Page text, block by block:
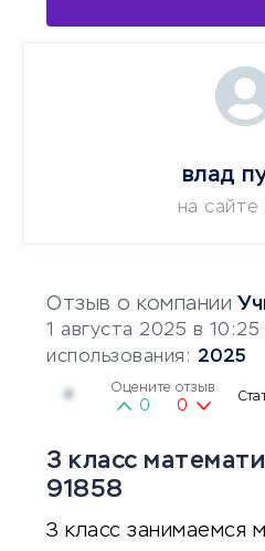
Отзыв о компании
1 августа 2025 в 10:25
использования: 2025
Оцените отзыв
0 0
3 класс
91858
3 класс занимаемся
влад
на сайте